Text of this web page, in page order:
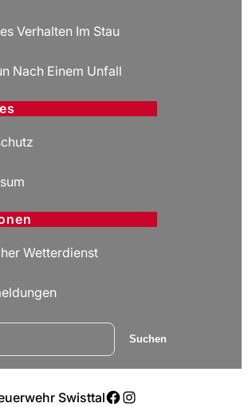
Verhalten Im Stau
Nach Einem Unfall
Wetterdienst
Suchen
SwisttalFacebook
Instagram